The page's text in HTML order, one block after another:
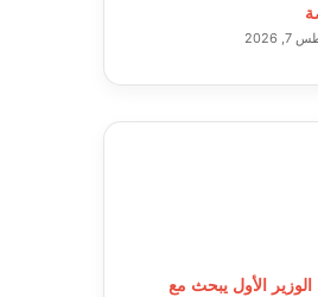
2026
الوزير الأول يبحث مع